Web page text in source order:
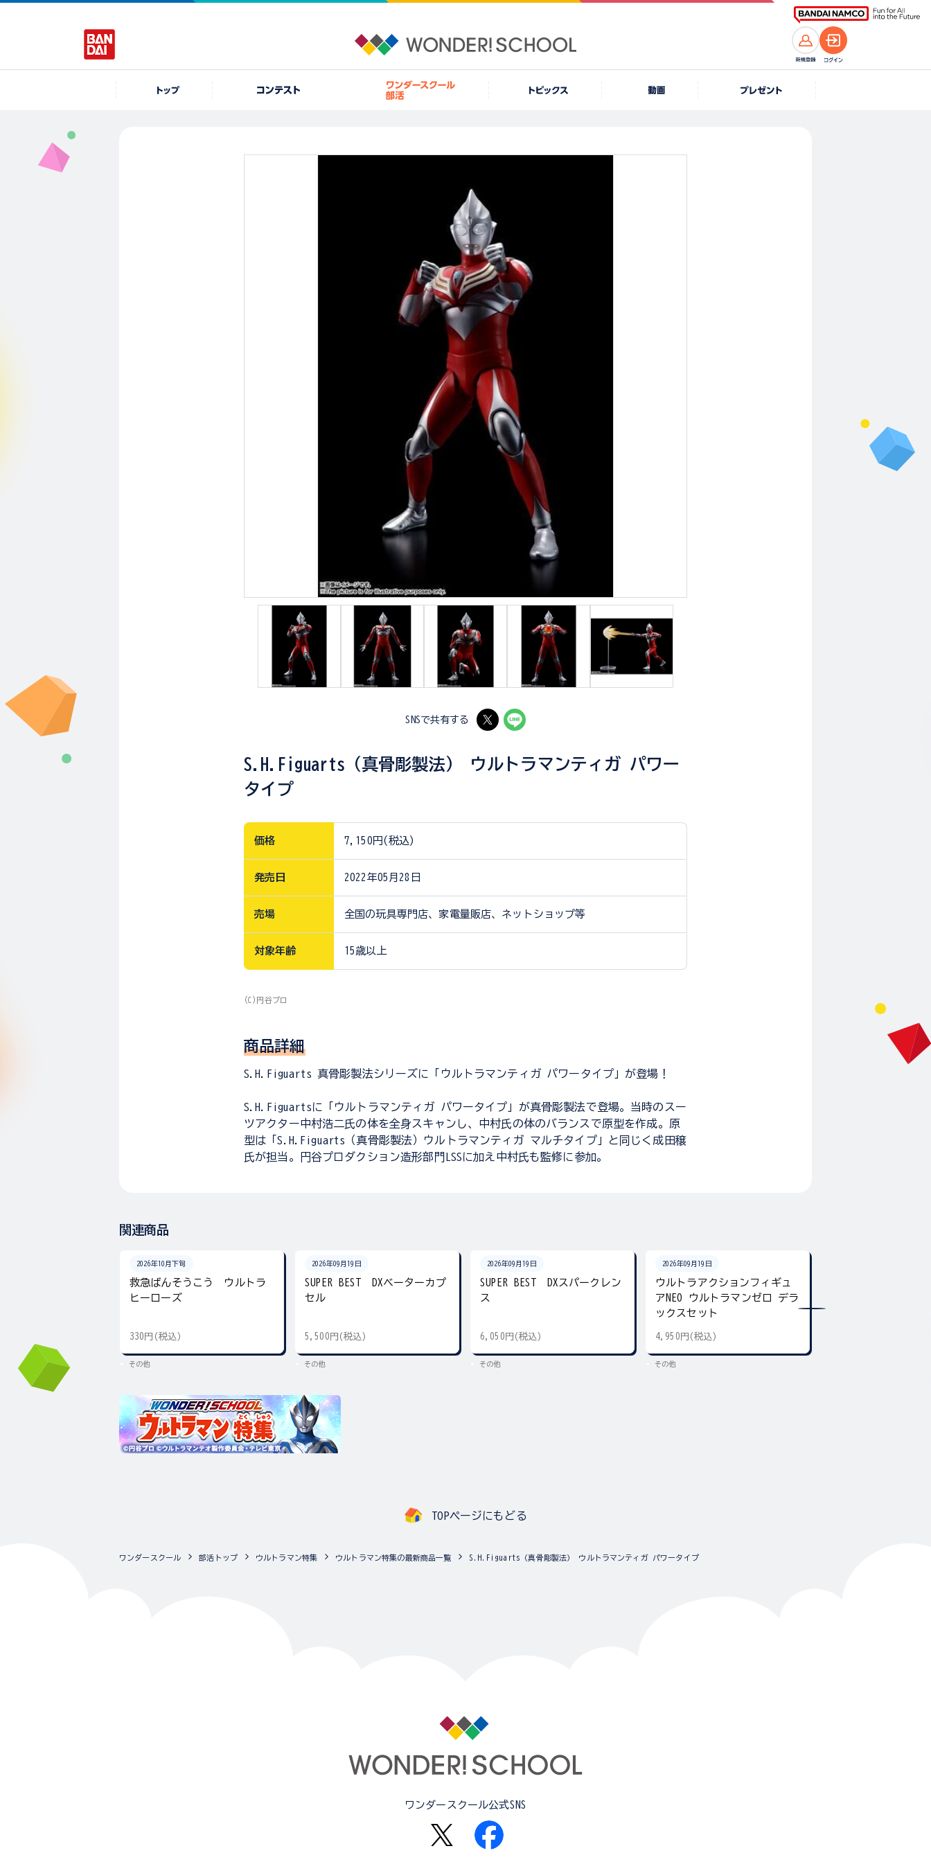
SNSで共有する
S.H.Figuarts（真骨彫製法） ウルトラマンティガ パワー
タイプ
価格 7,150円(税込)
発売日 2022年05月28日
売場 全国の玩具専門店、家電量販店、ネットショップ等
対象年齢 15歳以上
(C)円谷プロ
商品詳細
S.H.Figuarts 真骨彫製法シリーズに「ウルトラマンティガ パワータイプ」が登場！
S.H.Figuartsに「ウルトラマンティガ パワータイプ」が真骨彫製法で登場。当時のスー
ツアクター中村浩二氏の体を全身スキャンし、中村氏の体のバランスで原型を作成。原
型は「S.H.Figuarts（真骨彫製法）ウルトラマンティガ マルチタイプ」と同じく成田穣
氏が担当。円谷プロダクション造形部門LSSに加え中村氏も監修に参加。
関連商品
2026年10月下旬
救急ばんそうこう ウルトラ
ヒーローズ
330円(税込)
その他
2026年09月19日
SUPER BEST DXベーターカプ
セル
5,500円(税込)
その他
2026年09月19日
SUPER BEST DXスパークレン
ス
6,050円(税込)
その他
2026年09月19日
ウルトラアクションフィギュ
アNEO ウルトラマンゼロ デラ
ックスセット
4,950円(税込)
その他
TOPページにもどる
ワンダースクール 部活トップ ウルトラマン特集 ウルトラマン特集の最新商品一覧 S.H.Figuarts（真骨彫製法） ウルトラマンティガ パワータイプ
ワンダースクール公式SNS